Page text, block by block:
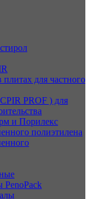
для частного
PROF ) для
и Порилекс
полиэтилена
PenoPack